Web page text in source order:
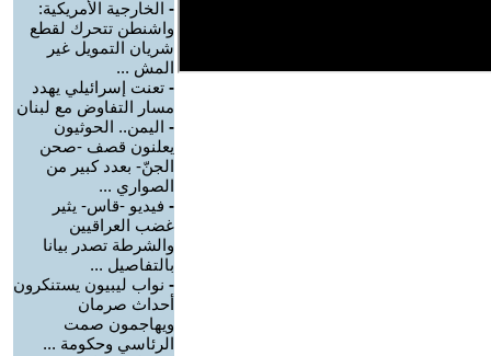
- الخارجية الأمريكية:
واشنطن تتحرك لقطع
شريان التمويل غير
المش ...
- تعنت إسرائيلي يهدد
مسار التفاوض مع لبنان
- اليمن.. الحوثيون
يعلنون قصف -صحن
الجنّ- بعدد كبير من
الصواري ...
- فيديو -قاس- يثير
غضب العراقيين
والشرطة تصدر بيانا
بالتفاصيل ...
- نواب ليبيون يستنكرون
أحداث صرمان
ويهاجمون صمت
الرئاسي وحكومة ...